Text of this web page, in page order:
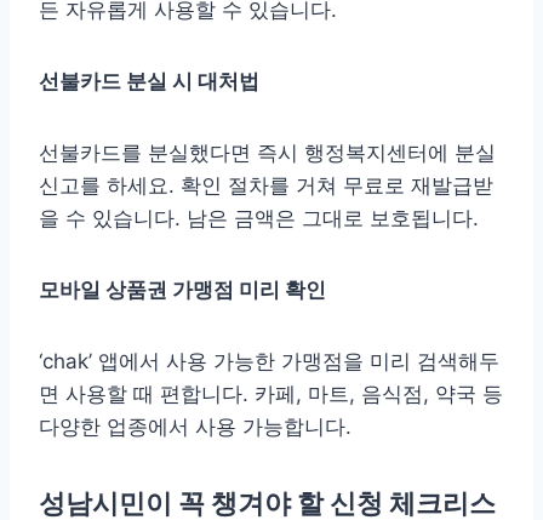
든 자유롭게 사용할 수 있습니다.
선불카드 분실 시 대처법
선불카드를 분실했다면 즉시 행정복지센터에 분실
신고를 하세요. 확인 절차를 거쳐 무료로 재발급받
을 수 있습니다. 남은 금액은 그대로 보호됩니다.
모바일 상품권 가맹점 미리 확인
‘chak’ 앱에서 사용 가능한 가맹점을 미리 검색해두
면 사용할 때 편합니다. 카페, 마트, 음식점, 약국 등
다양한 업종에서 사용 가능합니다.
성남시민이 꼭 챙겨야 할 신청 체크리스